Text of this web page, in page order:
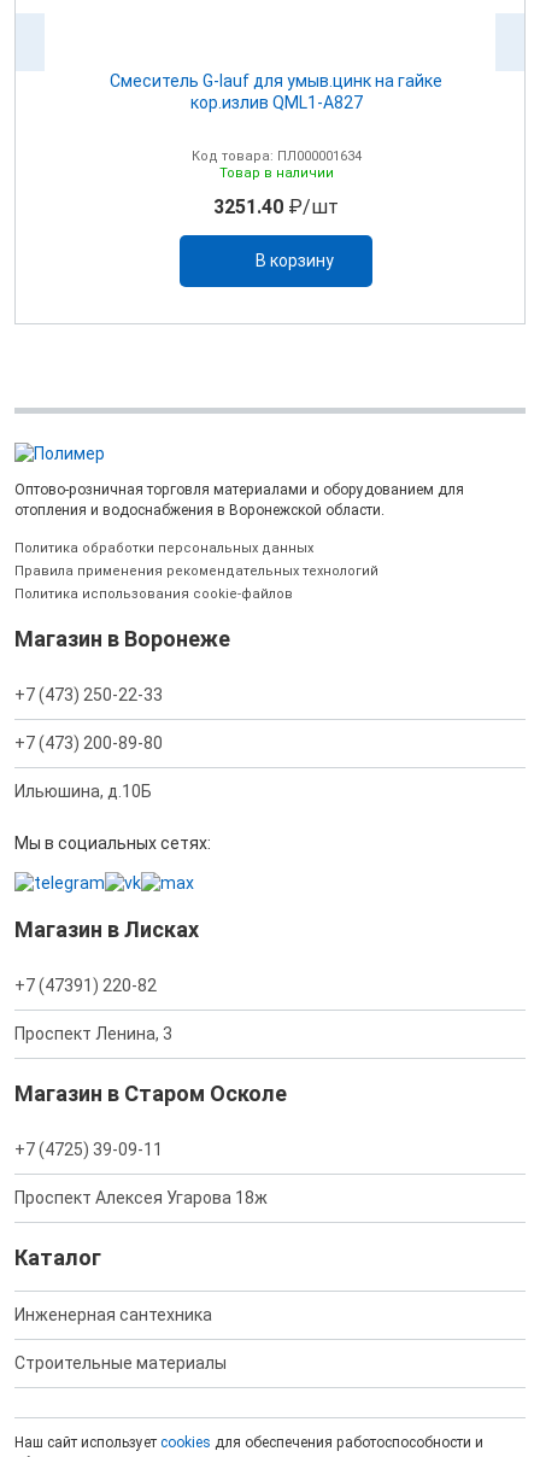
Смеситель G-lauf для умыв.цинк на гайке
кор.излив QML1-A827
Код товара: ПЛ000001634
Товар в наличии
3251.40 ₽/шт
В корзину
Оптово-розничная торговля материалами и оборудованием для
отопления и водоснабжения в Воронежской области.
Политика обработки персональных данных
Правила применения рекомендательных технологий
Политика использования cookie-файлов
Магазин в Воронеже
+7 (473) 250-22-33
+7 (473) 200-89-80
Ильюшина, д.10Б
Мы в социальных сетях:
Магазин в Лисках
+7 (47391) 220-82
Проспект Ленина, 3
Магазин в Старом Осколе
+7 (4725) 39-09-11
Проспект Алексея Угарова 18ж
Каталог
Инженерная сантехника
Строительные материалы
Наш сайт использует cookies для обеспечения работоспособности и